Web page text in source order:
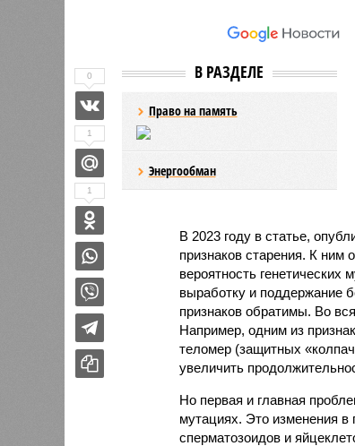
В РАЗДЕЛЕ
Право на память
Энергообман
В 2023 году в статье,
признаков старения. К ним
вероятность генетических
выработку и поддержание
признаков обратимы. Во
Например, одним из
теломер (защитных
увеличить
Но первая и главная
мутациях. Это изменения в
сперматозоидов и
0
1
1